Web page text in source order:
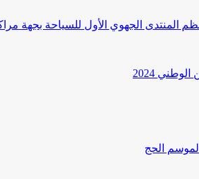
المنتدى الجهوي الأول للسياحة بجهة
2024
لموسم الحج